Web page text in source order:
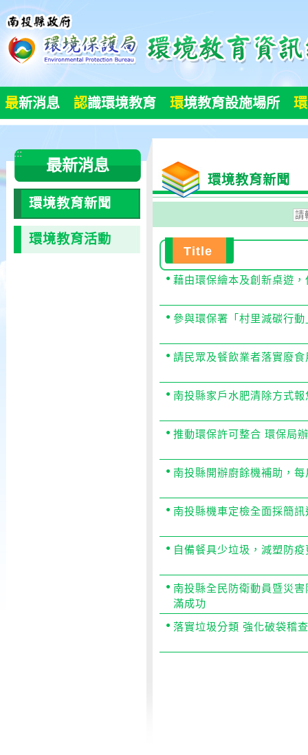
跳
到
主
要
區
塊
最新消息 認識環境教育 環境教育設施場所 環
:::
最新消息
環境教育新聞
環境教育活動
環境教育新聞
請
始
期
Title
藉由環保繪本及創新桌遊
參與環保署「村里減碳行
請民眾及餐飲業者落實廢
南投縣家戶水肥清除方式報
推動環保許可整合 環保局
南投縣開辦廚餘機補助，
南投縣機車定檢全面採簡
自備餐具少垃圾，減塑防疫
南投縣全民防衛動員暨災
滿成功
落實垃圾分類 強化破袋稽查